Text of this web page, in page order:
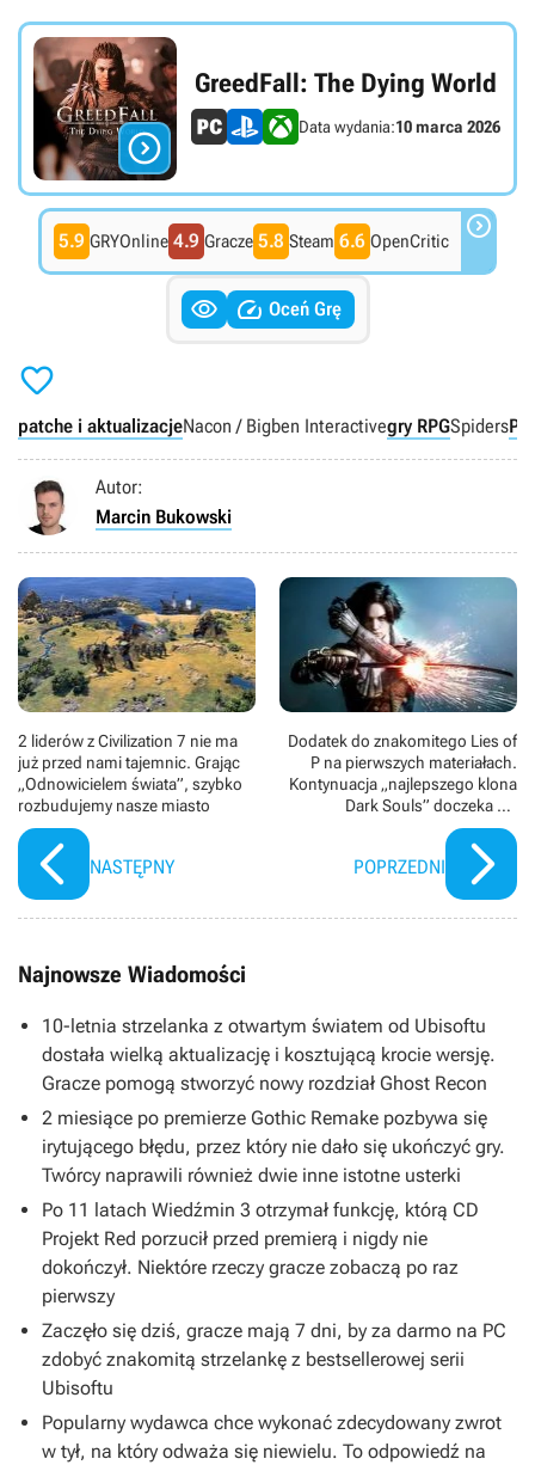

GreedFall: The Dying World
Data wydania:10 marca 2026
5.9 GRYOnline 4.9 Gracze 5.8 Steam 6.6 OpenCritic 
  Oceń Grę

patche i aktualizacjeNacon / Bigben Interactivegry RPGSpidersPC
Autor:
Marcin Bukowski
2 liderów z Civilization 7 nie ma
już przed nami tajemnic. Grając
„Odnowicielem świata”, szybko
rozbudujemy nasze miasto
NASTĘPNY
Dodatek do znakomitego Lies of
P na pierwszych materiałach.
Kontynuacja „najlepszego klona
Dark Souls” doczeka się
istotnych ulepszeń
POPRZEDNI
Najnowsze Wiadomości
10-letnia strzelanka z otwartym światem od Ubisoftu
dostała wielką aktualizację i kosztującą krocie wersję.
Gracze pomogą stworzyć nowy rozdział Ghost Recon
2 miesiące po premierze Gothic Remake pozbywa się
irytującego błędu, przez który nie dało się ukończyć gry.
Twórcy naprawili również dwie inne istotne usterki
Po 11 latach Wiedźmin 3 otrzymał funkcję, którą CD
Projekt Red porzucił przed premierą i nigdy nie
dokończył. Niektóre rzeczy gracze zobaczą po raz
pierwszy
Zaczęło się dziś, gracze mają 7 dni, by za darmo na PC
zdobyć znakomitą strzelankę z bestsellerowej serii
Ubisoftu
Popularny wydawca chce wykonać zdecydowany zwrot
w tył, na który odważa się niewielu. To odpowiedź na